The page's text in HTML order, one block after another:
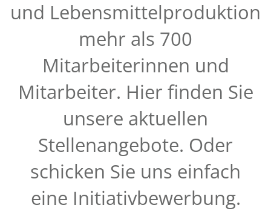
und Lebensmittelproduktion
mehr als 700
Mitarbeiterinnen und
Mitarbeiter. Hier finden Sie
unsere aktuellen
Stellenangebote. Oder
schicken Sie uns einfach
eine Initiativbewerbung.